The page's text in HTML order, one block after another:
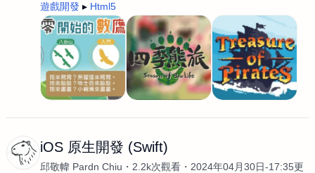
遊戲開發
Html5
iOS 原生開發 (Swift)
邱敬幃 Pardn Chiu 2.2k次觀看
2024年04月30日-17:35更